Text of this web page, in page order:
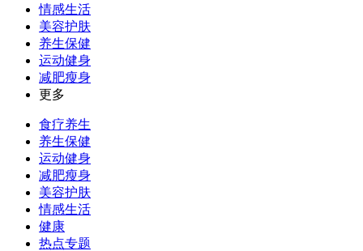
情感生活
美容护肤
养生保健
运动健身
减肥瘦身
更多
食疗养生
养生保健
运动健身
减肥瘦身
美容护肤
情感生活
健康
热点专题